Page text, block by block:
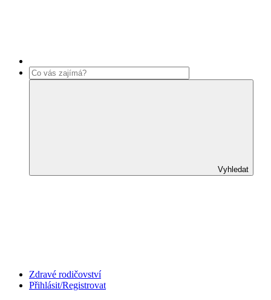
Vyhledat
Zdravé rodičovství
Přihlásit/Registrovat